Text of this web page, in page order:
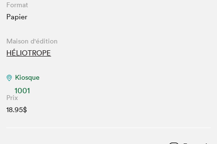
Format
Papier
Maison d'édition
HÉLIOTROPE
Kiosque
1001
Prix
18.95$